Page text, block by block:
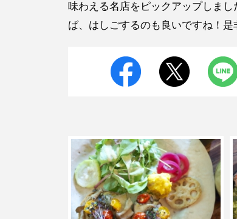
味わえる名店をピックアップしま
ば、はしごするのも良いですね！是